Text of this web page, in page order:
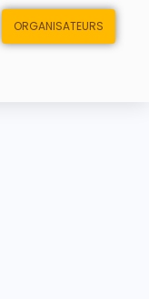
ORGANISATEURS